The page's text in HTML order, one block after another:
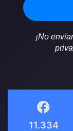
¡No
11.334